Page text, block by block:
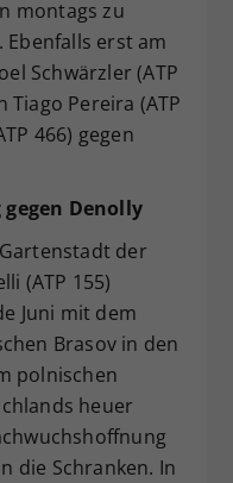
montags zu
erst am
Schwärzler (ATP
Tiago Pereira (ATP
466) gegen
Denolly
der
(ATP 155)
Juni mit dem
Brasov in den
polnischen
heuer
die Schranken. In